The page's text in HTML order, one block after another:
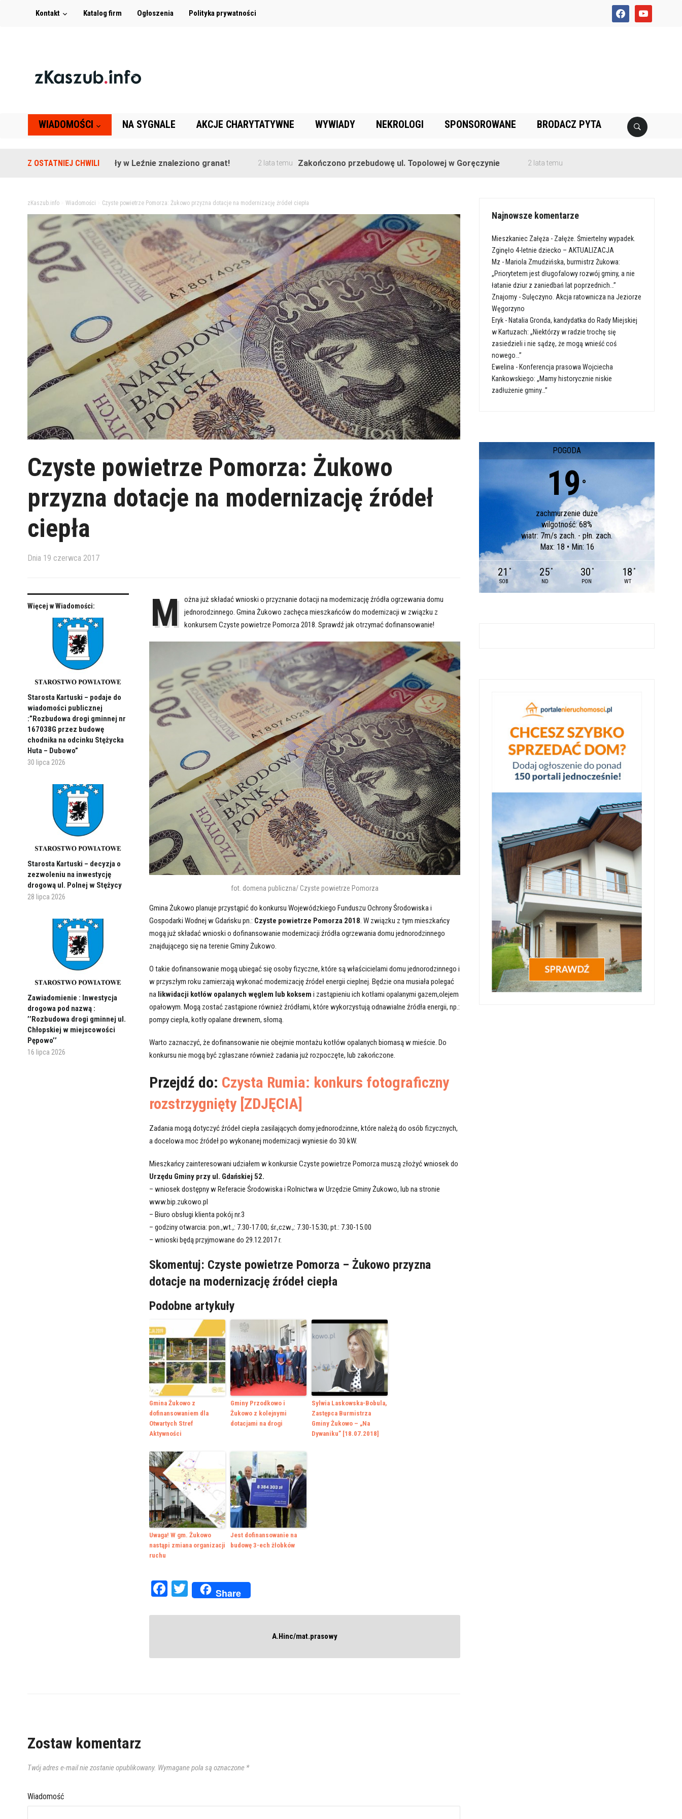
facebookyoutube
Kontakt Katalog firm Ogłoszenia Polityka prywatności
WIADOMOŚCI NA SYGNALE AKCJE CHARYTATYWNE WYWIADY NEKROLOGI SPONSOROWANE BRODACZ PYTA
Z OSTATNIEJ CHWILI
Na terenie szkoły w Leźnie znaleziono granat! 2 lata temu Zakończono przebudowę ul. Topolowej w Goręczynie 2 lata temu
zKaszub.info> Wiadomości Czyste powietrze Pomorza: Żukowo przyzna dotacje na modernizację źródeł ciepła
Czyste powietrze Pomorza: Żukowo
przyzna dotacje na modernizację źródeł
ciepła
Dnia 19 czerwca 2017
Więcej w Wiadomości:
Starosta Kartuski – podaje do
wiadomości publicznej
:”Rozbudowa drogi gminnej nr
167038G przez budowę
chodnika na odcinku Stężycka
Huta – Dubowo”
30 lipca 2026
Starosta Kartuski – decyzja o
zezwoleniu na inwestycję
drogową ul. Polnej w Stężycy
28 lipca 2026
Zawiadomienie : Inwestycja
drogowa pod nazwą :
’’Rozbudowa drogi gminnej ul.
Chłopskiej w miejscowości
Pępowo’’
16 lipca 2026
M ożna już składać wnioski o przyznanie dotacji na modernizację źródła ogrzewania domu
jednorodzinnego. Gmina Żukowo zachęca mieszkańców do modernizacji w związku z
konkursem Czyste powietrze Pomorza 2018. Sprawdź jak otrzymać dofinansowanie!
fot. domena publiczna/ Czyste powietrze Pomorza
Gmina Żukowo planuje przystąpić do konkursu Wojewódzkiego Funduszu Ochrony Środowiska i
Gospodarki Wodnej w Gdańsku pn.: Czyste powietrze Pomorza 2018. W związku z tym mieszkańcy
mogą już składać wnioski o dofinansowanie modernizacji źródła ogrzewania domu jednorodzinnego
znajdującego się na terenie Gminy Żukowo.
O takie dofinansowanie mogą ubiegać się osoby fizyczne, które są właścicielami domu jednorodzinnego i
w przyszłym roku zamierzają wykonać modernizację źródeł energii cieplnej. Będzie ona musiała polegać
na likwidacji kotłów opalanych węglem lub koksem i zastąpieniu ich kotłami opalanymi gazem,olejem
opałowym. Mogą zostać zastąpione również źródłami, które wykorzystują odnawialne źródła energii, np.:
pompy ciepła, kotły opalane drewnem, słomą.
Warto zaznaczyć, że dofinansowanie nie obejmie montażu kotłów opalanych biomasą w mieście. Do
konkursu nie mogą być zgłaszane również zadania już rozpoczęte, lub zakończone.
Przejdź do: Czysta Rumia: konkurs fotograficzny
rozstrzygnięty [ZDJĘCIA]
Zadania mogą dotyczyć źródeł ciepła zasilających domy jednorodzinne, które należą do osób fizycznych,
a docelowa moc źródeł po wykonanej modernizacji wyniesie do 30 kW.
Mieszkańcy zainteresowani udziałem w konkursie Czyste powietrze Pomorza muszą złożyć wniosek do
Urzędu Gminy przy ul. Gdańskiej 52.
– wniosek dostępny w Referacie Środowiska i Rolnictwa w Urzędzie Gminy Żukowo, lub na stronie
www.bip.zukowo.pl
– Biuro obsługi klienta pokój nr.3
– godziny otwarcia: pon.,wt.,: 7.30-17.00; śr.,czw.,: 7.30-15.30; pt.: 7.30-15.00
– wnioski będą przyjmowane do 29.12.2017 r.
Skomentuj: Czyste powietrze Pomorza – Żukowo przyzna
dotacje na modernizację źródeł ciepła
Podobne artykuły
Gmina Żukowo z
dofinansowaniem dla
Otwartych Stref
Aktywności
Gminy Przodkowo i
Żukowo z kolejnymi
dotacjami na drogi
Sylwia Laskowska-Bobula,
Zastępca Burmistrza
Gminy Żukowo – „Na
Dywaniku” [18.07.2018]
Uwaga! W gm. Żukowo
nastąpi zmiana organizacji
ruchu
Jest dofinansowanie na
budowę 3-ech żłobków
Facebook
Twitter
Share
A.Hinc/mat.prasowy
Zostaw komentarz
Twój adres e-mail nie zostanie opublikowany. Wymagane pola są oznaczone *
Wiadomość
Najnowsze komentarze
Mieszkaniec Załęża - Załęże. Śmiertelny wypadek.
Zginęło 4-letnie dziecko – AKTUALIZACJA
Mz - Mariola Zmudzińska, burmistrz Żukowa:
„Priorytetem jest długofalowy rozwój gminy, a nie
łatanie dziur z zaniedbań lat poprzednich…”
Znajomy -Sulęczyno. Akcja ratownicza na Jeziorze
Węgorzyno
Eryk - Natalia Gronda, kandydatka do Rady Miejskiej
w Kartuzach: „Niektórzy w radzie trochę się
zasiedzieli i nie sądzę, że mogą wnieść coś
nowego…”
Ewelina - Konferencja prasowa Wojciecha
Kankowskiego: „Mamy historycznie niskie
zadłużenie gminy…”
POGODA
19 °
zachmurzenie duże
wilgotność: 68%
wiatr: 7m/s zach. - płn. zach.
Max: 18 • Min: 16
21 °
SOB
25 °
ND
30 °
PON
18 °
WT